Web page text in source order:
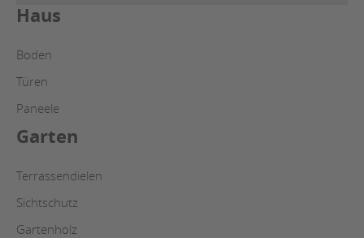
Haus
Boden
Türen
Paneele
Garten
Terrassendielen
Sichtschutz
Gartenholz